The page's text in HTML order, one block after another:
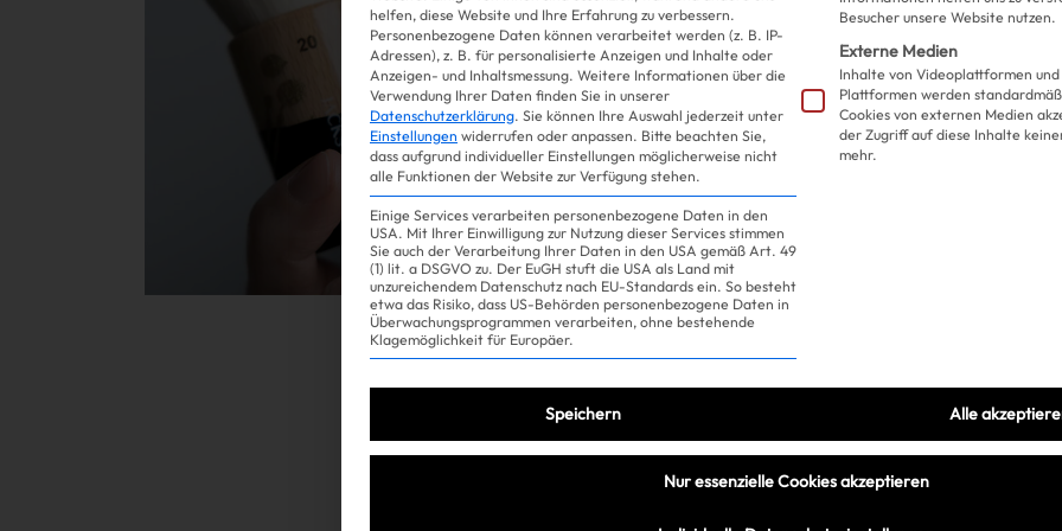
Gossip
Experience
Produkt
Perfection in a bottle
helfen, diese Website und Ihre Erfahrung zu verbessern.
Personenbezogene Daten können verarbeitet werden (z. B. IP-
Adressen), z. B. für personalisierte Anzeigen und Inhalte oder
Anzeigen- und Inhaltsmessung. Weitere Informationen über die
Verwendung Ihrer Daten finden Sie in unserer
Datenschutzerklärung. Sie können Ihre Auswahl jederzeit unter
Einstellungen widerrufen oder anpassen. Bitte beachten Sie,
dass aufgrund individueller Einstellungen möglicherweise nicht
alle Funktionen der Website zur Verfügung stehen.
Einige Services verarbeiten personenbezogene Daten in den
USA. Mit Ihrer Einwilligung zur Nutzung dieser Services stimmen
Sie auch der Verarbeitung Ihrer Daten in den USA gemäß Art. 49
(1) lit. a DSGVO zu. Der EuGH stuft die USA als Land mit
unzureichendem Datenschutz nach EU-Standards ein. So besteht
etwa das Risiko, dass US-Behörden personenbezogene Daten in
Überwachungsprogrammen verarbeiten, ohne bestehende
Klagemöglichkeit für Europäer.
Besucher unsere Website nutzen.
Externe Medien
Inhalte von Videoplattformen
Plattformen werden
Cookies von externen Medien
der Zugriff auf diese Inhalte
mehr.
Speichern Alle
Nur essenzielle Cookies akzeptieren